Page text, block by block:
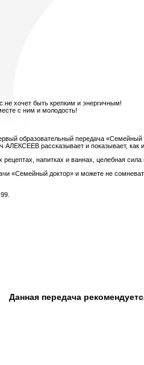
не хочет быть крепким и энергичным!
с ним и молодость!
образовательный передача «Семейный
рассказывает и показывает, как
напитках и ваннах, целебная сила
«Семейный доктор» и можете не
Данная передача